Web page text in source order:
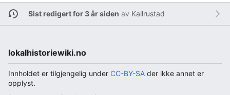
Sist redigert for 3 år siden av Kallrustad
lokalhistoriewiki.no
Innholdet er tilgjengelig under CC-BY-SA der ikke annet er
opplyst.